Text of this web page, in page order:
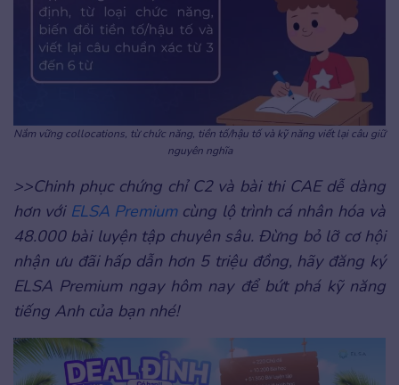
Nắm vững collocations, từ chức năng, tiền tố/hậu tố và kỹ năng viết lại câu giữ
nguyên nghĩa
>>Chinh phục chứng chỉ C2 và bài thi CAE dễ dàng
hơn với ELSA Premiumcùng lộ trình cá nhân hóa và
48.000 bài luyện tập chuyên sâu. Đừng bỏ lỡ cơ hội
nhận ưu đãi hấp dẫn hơn 5 triệu đồng, hãy đăng ký
ELSA Premium ngay hôm nay để bứt phá kỹ năng
tiếng Anh của bạn nhé!